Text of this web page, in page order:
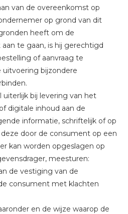
van de overeenkomst op
op grond van dit
heeft om de
te gaan, is hij gerechtigd
of aanvraag te
uitvoering bijzondere
uiterlijk bij levering van het
digitale inhoud aan de
informatie, schriftelijk of op
door de consument op een
kan worden opgeslagen op
meesturen:
de vestiging van de
consument met klachten
en de wijze waarop de